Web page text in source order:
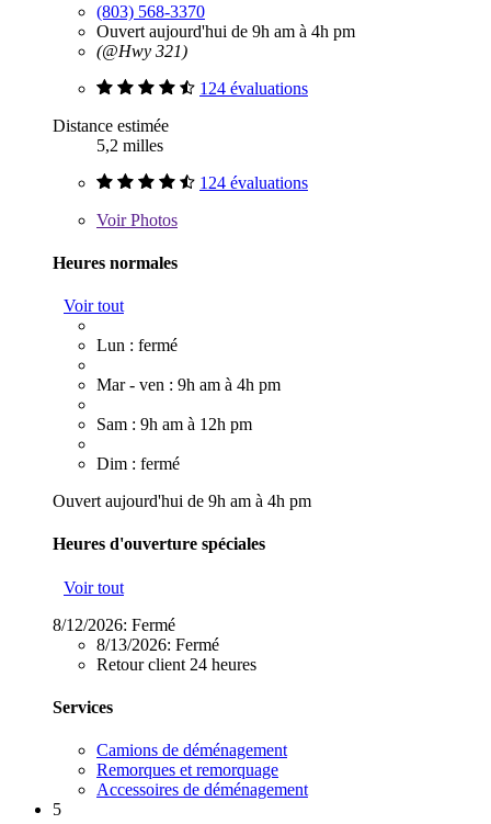
(803) 568-3370
Ouvert aujourd'hui de 9h am à 4h pm
(@Hwy 321)
124 évaluations
Distance estimée
5,2 milles
124 évaluations
VoirPhotos
Heures normales
Voir tout
Lun : fermé
Mar - ven : 9h am à 4h pm
Sam : 9h am à 12h pm
Dim : fermé
Ouvert aujourd'hui de 9h am à 4h pm
Heures d'ouverture spéciales
Voir tout
8/12/2026: Fermé
8/13/2026: Fermé
Retour client 24 heures
Services
Camions de déménagement
Remorques et remorquage
Accessoires de déménagement
5